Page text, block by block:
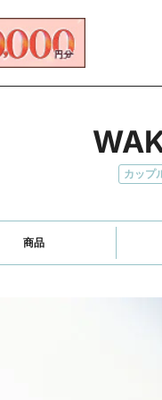
カップ
商品